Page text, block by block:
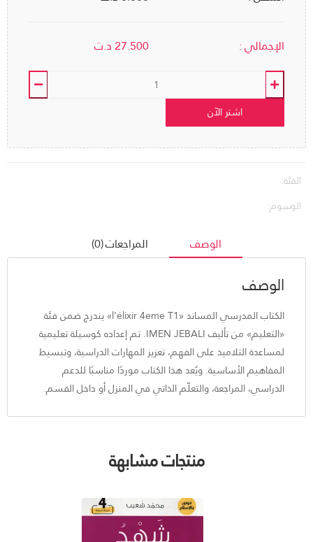
الإجمالي : 27.500د.ت
اشتر الآن
الفئة:
الوسوم:
الوصف المراجعات (0)
الوصف
الكتاب المدرسي المساند «l'élixir 4eme T1» يندرج ضمن فئة
«التعليم» من تأليف IMEN JEBALI. تم إعداده كوسيلة تعليمية
لمساعدة التلاميذ على الفهم، تعزيز المهارات الدراسية، وتبسيط
المفاهيم الأساسية. ويُعد هذا الكتاب موردًا مناسبًا للدعم
الدراسي، المراجعة، والتعلّم الذاتي في المنزل أو داخل القسم.
منتجات مشابهة